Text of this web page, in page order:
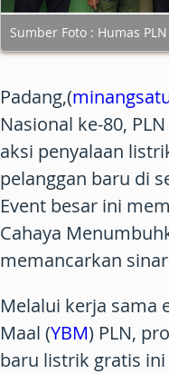
Sumber Foto : Humas
Padang,(
Nasional ke-80,
aksi penyalaan
pelanggan baru di
Event besar ini
Cahaya
memancarkan
Melalui kerja sama
Maal (YBM) PLN,
baru listrik gratis